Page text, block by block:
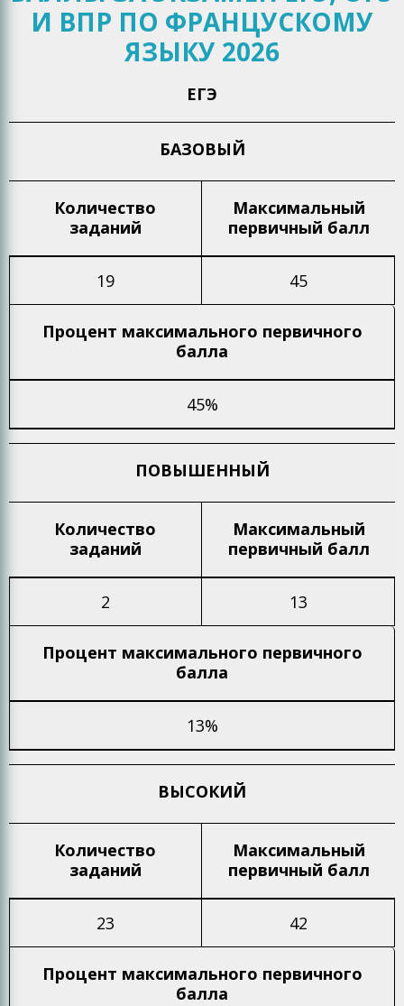
И ВПР ПО ФРАНЦУСКОМУ
ЯЗЫКУ 2026
ЕГЭ
БАЗОВЫЙ
Количество
заданий
Максимальный
первичный балл
19 45
Процент максимального первичного
балла
45%
ПОВЫШЕННЫЙ
Количество
заданий
Максимальный
первичный балл
2 13
Процент максимального первичного
балла
13%
ВЫСОКИЙ
Количество
заданий
Максимальный
первичный балл
23 42
Процент максимального первичного
балла